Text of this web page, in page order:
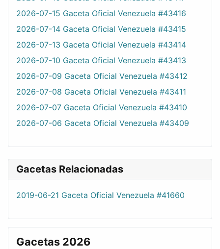
2026-07-15 Gaceta Oficial Venezuela #43416
2026-07-14 Gaceta Oficial Venezuela #43415
2026-07-13 Gaceta Oficial Venezuela #43414
2026-07-10 Gaceta Oficial Venezuela #43413
2026-07-09 Gaceta Oficial Venezuela #43412
2026-07-08 Gaceta Oficial Venezuela #43411
2026-07-07 Gaceta Oficial Venezuela #43410
2026-07-06 Gaceta Oficial Venezuela #43409
Gacetas Relacionadas
2019-06-21 Gaceta Oficial Venezuela #41660
Gacetas 2026